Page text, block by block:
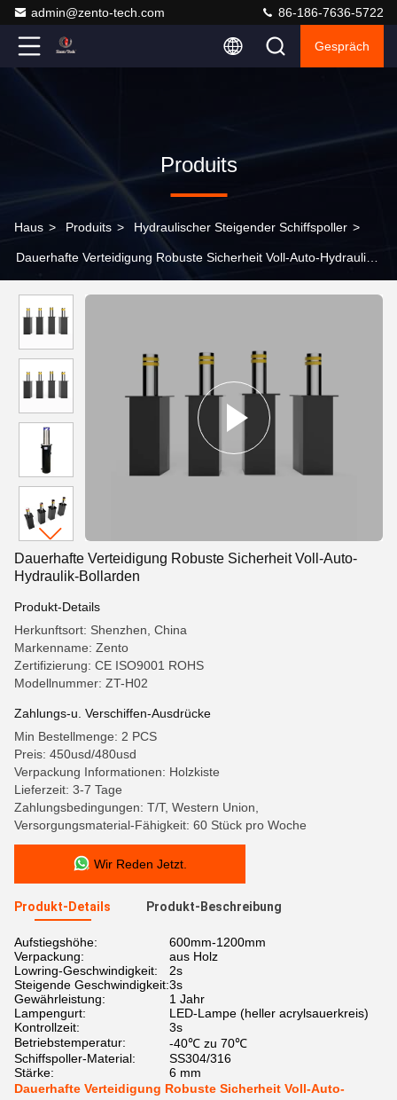
admin@zento-tech.com 86-186-7636-5722
Gespräch
Produits
Haus > Produits > Hydraulischer Steigender Schiffspoller >
Dauerhafte Verteidigung Robuste Sicherheit Voll-Auto-Hydraulik-
Dauerhafte Verteidigung Robuste Sicherheit Voll-Auto-
Hydraulik-Bollarden
Produkt-Details
Herkunftsort: Shenzhen, China
Markenname: Zento
Zertifizierung: CE ISO9001 ROHS
Modellnummer: ZT-H02
Zahlungs-u. Verschiffen-Ausdrücke
Min Bestellmenge: 2 PCS
Preis: 450usd/480usd
Verpackung Informationen: Holzkiste
Lieferzeit: 3-7 Tage
Zahlungsbedingungen: T/T, Western Union,
Versorgungsmaterial-Fähigkeit: 60 Stück pro Woche
Wir Reden Jetzt.
Produkt-Details Produkt-Beschreibung
Aufstiegshöhe:
600mm-1200mm
Verpackung:
aus Holz
Lowring-Geschwindigkeit:
2s
Steigende Geschwindigkeit:3s
Gewährleistung:
1 Jahr
Lampengurt:
LED-Lampe (heller acrylsauerkreis)
Kontrollzeit:
3s
Betriebstemperatur:
-40℃ zu 70℃
Schiffspoller-Material:
SS304/316
Stärke:
6 mm
Dauerhafte Verteidigung Robuste Sicherheit Voll-Auto-